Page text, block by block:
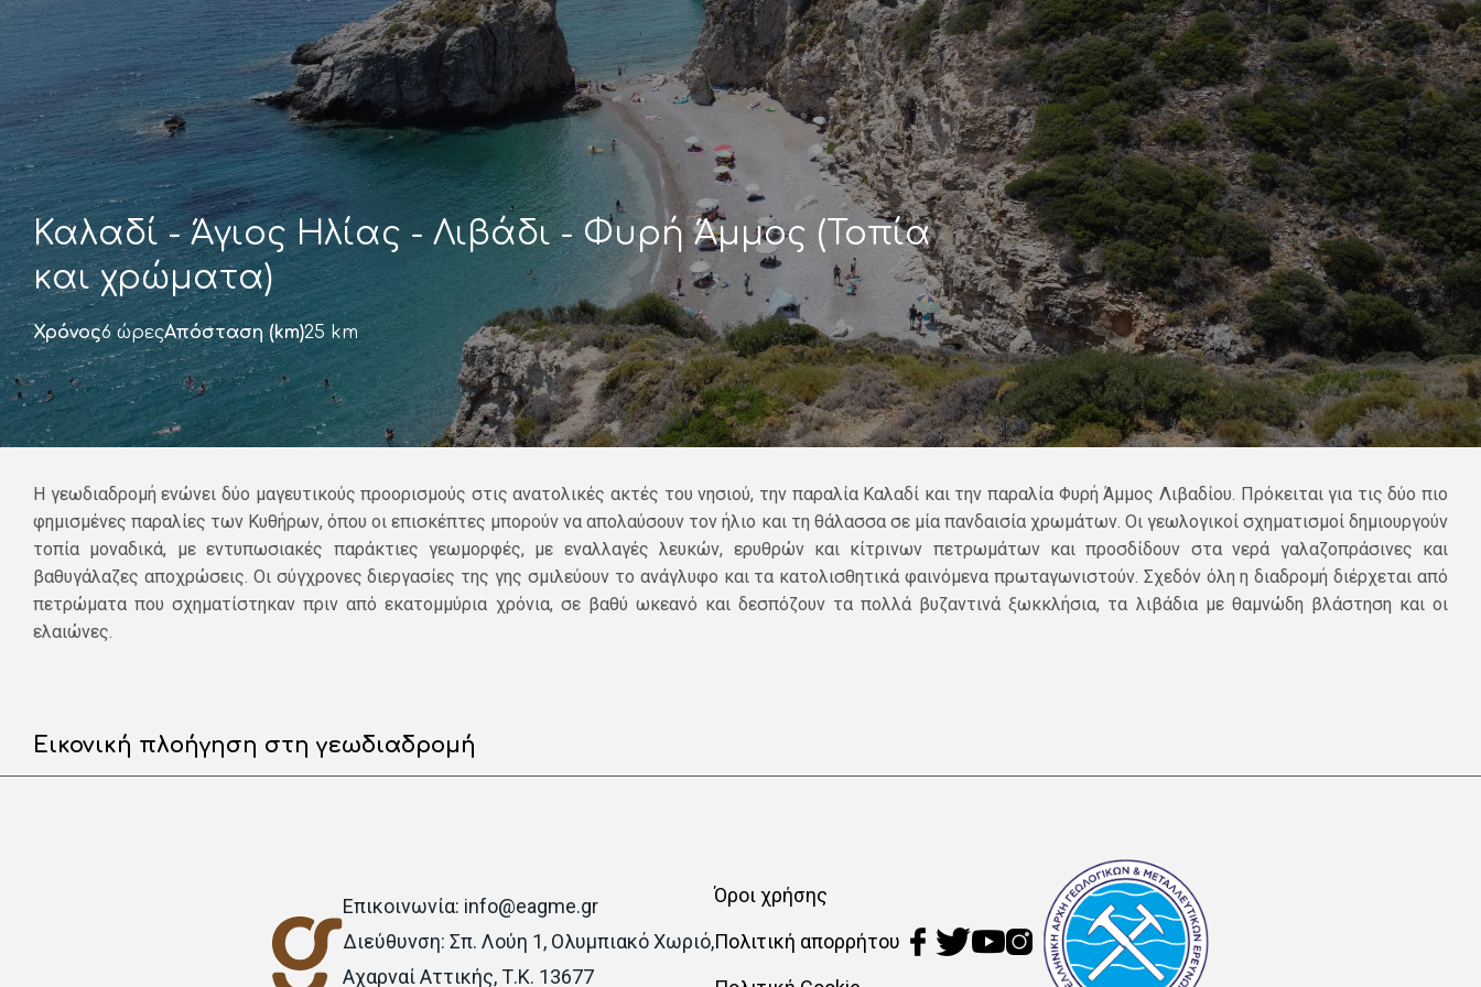
Καλαδί - Άγιος Ηλίας - Λιβάδι - Φυρή Άμμος (Τοπία
και χρώματα)
Χρόνος6 ώρεςΑπόσταση (km)25 km
Η γεωδιαδρομή ενώνει δύο μαγευτικούς προορισμούς στις ανατολικές ακτές του νησιού, την παραλία Καλαδί και την παραλία Φυρή Άμμος Λιβαδίου. Πρόκειται για τις δύο πιο
φημισμένες παραλίες των Κυθήρων, όπου οι επισκέπτες μπορούν να απολαύσουν τον ήλιο και τη θάλασσα σε μία πανδαισία χρωμάτων. Οι γεωλογικοί σχηματισμοί δημιουργούν
τοπία μοναδικά, με εντυπωσιακές παράκτιες γεωμορφές, με εναλλαγές λευκών, ερυθρών και κίτρινων πετρωμάτων και προσδίδουν στα νερά γαλαζοπράσινες και
βαθυγάλαζες αποχρώσεις. Οι σύγχρονες διεργασίες της γης σμιλεύουν το ανάγλυφο και τα κατολισθητικά φαινόμενα πρωταγωνιστούν. Σχεδόν όλη η διαδρομή διέρχεται από
πετρώματα που σχηματίστηκαν πριν από εκατομμύρια χρόνια, σε βαθύ ωκεανό και δεσπόζουν τα πολλά βυζαντινά ξωκκλήσια, τα λιβάδια με θαμνώδη βλάστηση και οι
ελαιώνες.
Εικονική πλοήγηση στη γεωδιαδρομή
Επικοινωνία: info@eagme.gr
Διεύθυνση: Σπ. Λούη 1, Ολυμπιακό Χωριό,
Αχαρναί Αττικής, Τ.Κ. 13677
Υποσέλιδο
Όροι χρήσης
Πολιτική απορρήτου